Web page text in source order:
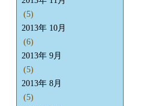
(5)
2013年 10月
(6)
2013年 9月
(5)
2013年 8月
(5)